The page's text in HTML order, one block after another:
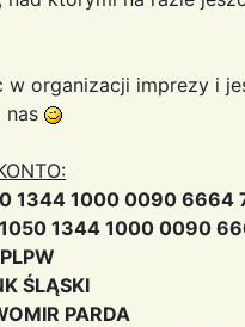
w organizacji imprezy i
nas
1344 1000 0090 6664
1050 1344 1000 0090
ŚLĄSKI
PARDA